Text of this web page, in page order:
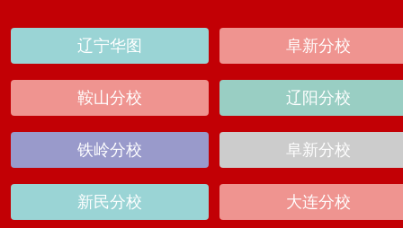
辽宁华图 阜新分校
鞍山分校 辽阳分校
铁岭分校 阜新分校
新民分校 大连分校